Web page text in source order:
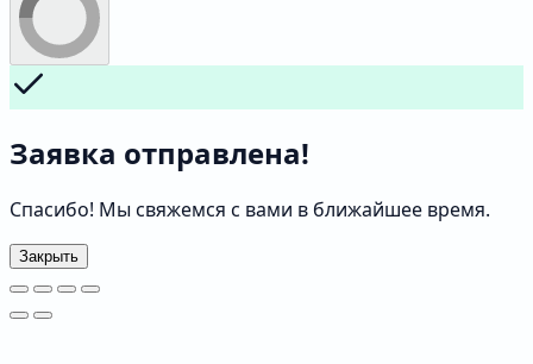
Заявка отправлена!
Спасибо! Мы свяжемся с вами в ближайшее время.
Закрыть